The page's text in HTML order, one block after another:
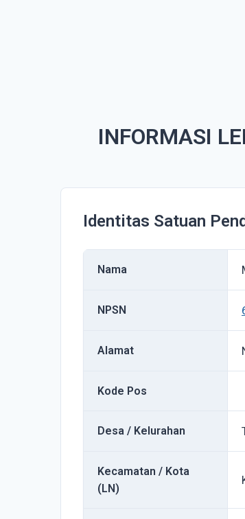
INFORMASI
Identitas Satuan
Nama
NPSN
Alamat
Kode Pos
Desa / Kelurahan
Kecamatan / Kota
(LN)